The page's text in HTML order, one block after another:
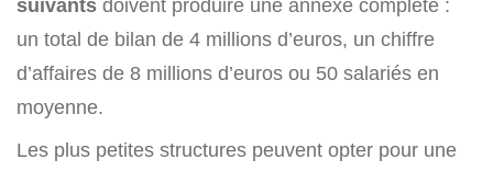
suivants doivent produire une annexe complète :
un total de bilan de 4 millions d’euros, un chiffre
d’affaires de 8 millions d’euros ou 50 salariés en
moyenne.
Les plus petites structures peuvent opter pour une